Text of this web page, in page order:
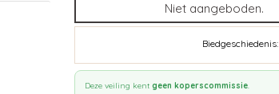
Niet aangeboden.
Biedgeschiedenis:
Deze veiling kent geen koperscommissie.